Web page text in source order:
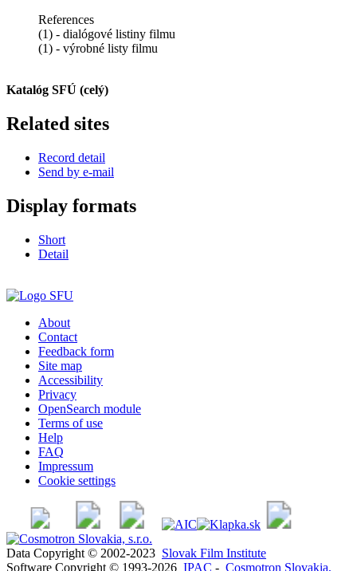
References
(1) - dialógové listiny filmu
(1) - výrobné listy filmu
Katalóg SFÚ (celý)
Related sites
Record detail
Send by e-mail
Display formats
Short
Detail
About
Contact
Feedback form
Site map
Accessibility
Privacy
OpenSearch module
Terms of use
Help
FAQ
Impressum
Cookie settings
Data Copyright © 2002-2023 Slovak Film Institute
Software Copyright © 1993-2026 IPAC - Cosmotron Slovakia,